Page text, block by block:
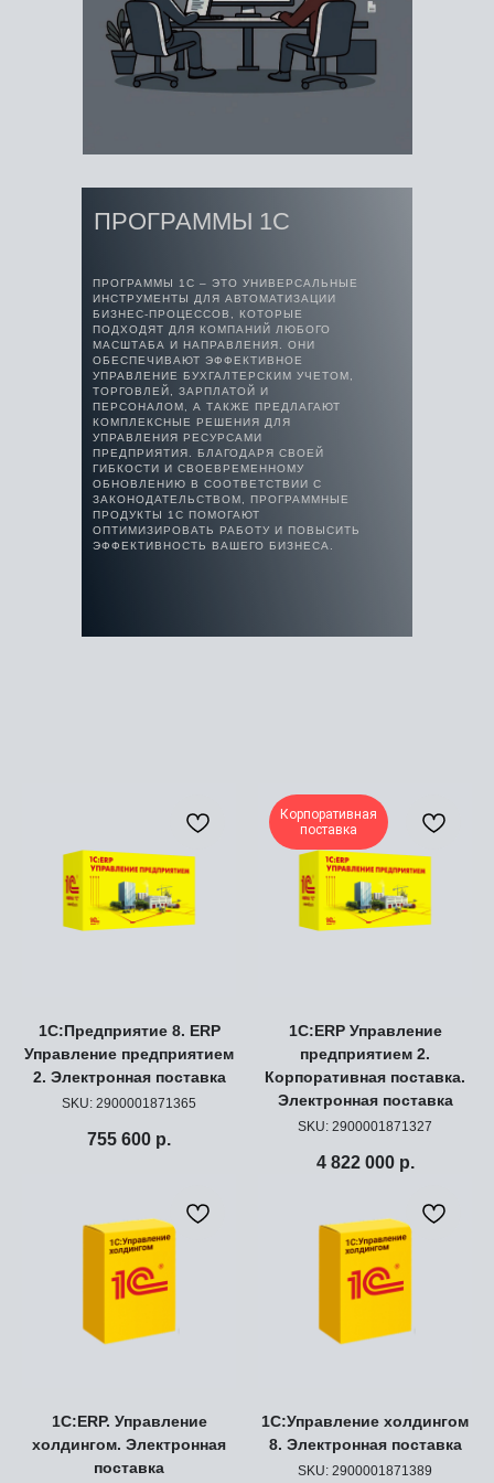
ПРОГРАММЫ 1С – ЭТО УНИВЕРСАЛЬНЫЕ
ИНСТРУМЕНТЫ ДЛЯ АВТОМАТИЗАЦИИ
БИЗНЕС-ПРОЦЕССОВ, КОТОРЫЕ
ПОДХОДЯТ ДЛЯ КОМПАНИЙ ЛЮБОГО
МАСШТАБА И НАПРАВЛЕНИЯ. ОНИ
ОБЕСПЕЧИВАЮТ ЭФФЕКТИВНОЕ
УПРАВЛЕНИЕ БУХГАЛТЕРСКИМ УЧЕТОМ,
ТОРГОВЛЕЙ, ЗАРПЛАТОЙ И
ПЕРСОНАЛОМ, А ТАКЖЕ ПРЕДЛАГАЮТ
КОМПЛЕКСНЫЕ РЕШЕНИЯ ДЛЯ
УПРАВЛЕНИЯ РЕСУРСАМИ
ПРЕДПРИЯТИЯ. БЛАГОДАРЯ СВОЕЙ
ГИБКОСТИ И СВОЕВРЕМЕННОМУ
ОБНОВЛЕНИЮ В СООТВЕТСТВИИ С
ЗАКОНОДАТЕЛЬСТВОМ, ПРОГРАММНЫЕ
ПРОДУКТЫ 1С ПОМОГАЮТ
ОПТИМИЗИРОВАТЬ РАБОТУ И ПОВЫСИТЬ
ЭФФЕКТИВНОСТЬ ВАШЕГО БИЗНЕСА.
ПРОГРАММЫ 1С
1С:Предприятие 8. ERP
Управление предприятием
2. Электронная поставка
SKU: 2900001871365
755 600 р.
Корпоративная
поставка
1С:ERP Управление
предприятием 2.
Корпоративная поставка.
Электронная поставка
SKU: 2900001871327
4 822 000 р.
1С:ERP. Управление
холдингом. Электронная
поставка
1С:Управление холдингом
8. Электронная поставка
SKU: 2900001871389